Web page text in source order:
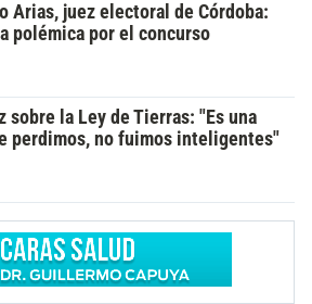
Arias, juez electoral de Córdoba:
polémica por el concurso
sobre la Ley de Tierras: "Es una
perdimos, no fuimos inteligentes"